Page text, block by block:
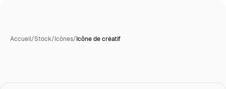
Accueil/Stock/Icônes/Icône de créatif